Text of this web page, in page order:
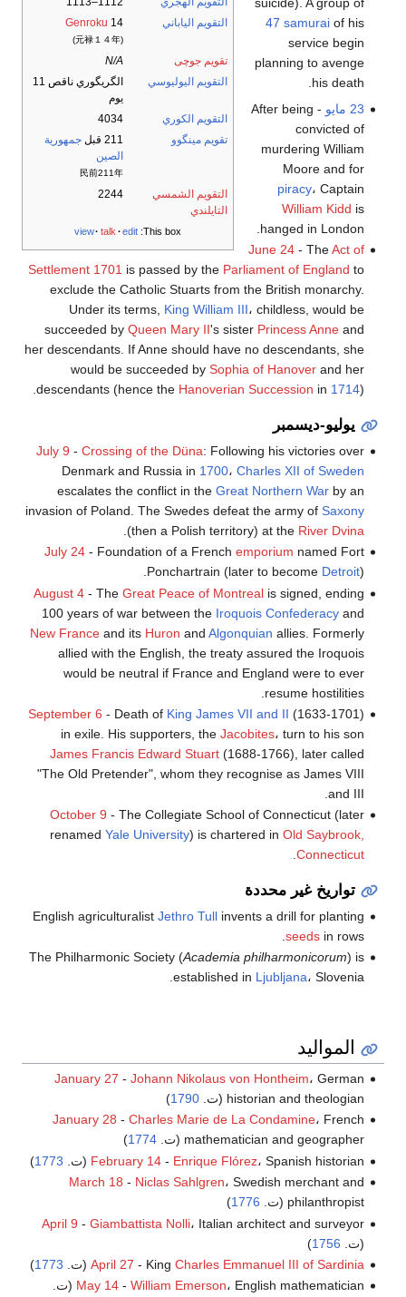
التقويم الياباني
Genroku 14
(元禄１４年)
تقويم جوچى
N/A
التقويم اليوليوسي
الگريگوري ناقص 11
يوم
التقويم الكوري
4034
تقويم مينگوو
211 قبل
جمهورية
الصين
民前211年
التقويم الشمسي
التايلندي
2244
This box:
view talk edit
47 samuraiof his
service begin
planning to avenge
his death.
23 مايو
- After being
convicted of
murdering William
Moore and for
piracy، Captain
William Kidd is
hanged in London.
June 24- TheAct of
Settlement 1701 is passed by the Parliament of England to
exclude the Catholic Stuarts from the British monarchy.
Under its terms, King William III، childless, would be
succeeded by Queen Mary II's sister Princess Anneand
her descendants. If Anne should have no descendants, she
would be succeeded by Sophia of Hanoverand her
descendants (hence the Hanoverian Succession in 1714).
يوليو-ديسمبر
July 9 - Crossing of the Düna: Following his victories over
Denmark and Russia in 1700، Charles XII of Sweden
escalates the conflict in the Great Northern Warby an
invasion of Poland. The Swedes defeat the army of Saxony
(then a Polish territory) at the River Dvina
July 24- Foundation of a French emporium named Fort
Ponchartrain (later to become Detroit).
August 4- The Great Peace of Montrealis signed, ending
100 years of war between the Iroquois Confederacyand
New Franceand its Huron and Algonquian allies. Formerly
allied with the English, the treaty assured the Iroquois
would be neutral if France and England were to ever
resume hostilities.
September 6 - Death of King James VII and II (1633-1701)
in exile. His supporters, the Jacobites، turn to his son
James Francis Edward Stuart(1688-1766), later called
"The Old Pretender", whom they recognise as James VIII
and III.
October 9 - The Collegiate School of Connecticut (later
renamed Yale University) is chartered in Old Saybrook,
Connecticut
.
تواريخ غير محددة
English agriculturalist Jethro Tullinvents a drill for planting
seedsin rows.
The Philharmonic Society (Academia philharmonicorum) is
established in Ljubljana، Slovenia.
المواليد
January 27 - Johann Nikolaus von Hontheim، German
historian and theologian (ت.
1790
)
January 28 - Charles Marie de La Condamine، French
mathematician and geographer (ت.
1774
)
February 14- Enrique Flórez، Spanish historian (ت. 1773
)
March 18 - Niclas Sahlgren، Swedish merchant and
philanthropist (ت.
1776
)
April 9 - Giambattista Nolli، Italian architect and surveyor
(ت. 1756
)
April 27 - King Charles Emmanuel III of Sardinia (ت. 1773
)
May 14- William Emerson، English mathematician (ت.